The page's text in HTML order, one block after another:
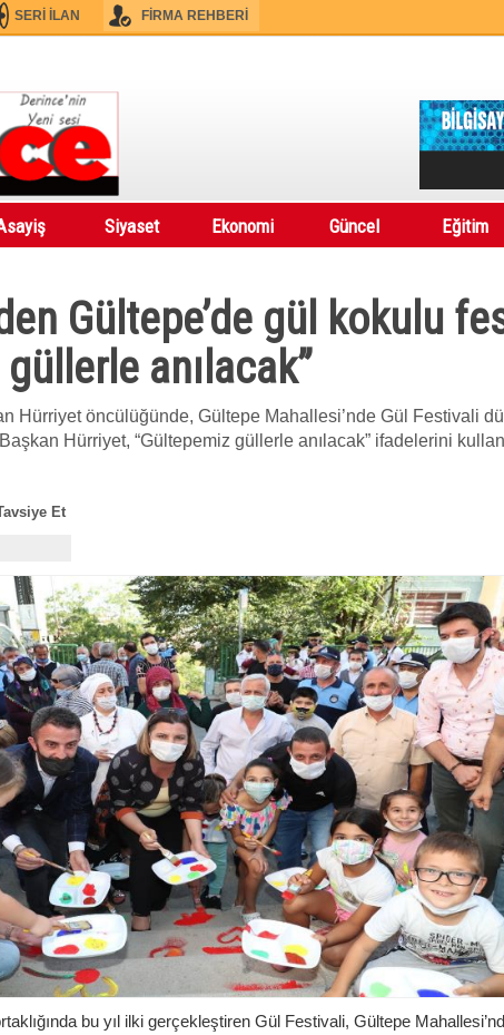
SERİ İLAN FİRMA REHBERİ
Siyaset Ekonomi Güncel Eğitim
Gültepe’de gül kokulu
anılacak”
Hürriyet öncülüğünde, Gültepe Mahallesi’nde Gül Festivali
Hürriyet, “Gültepemiz güllerle anılacak” ifadelerini
Et
bu yıl ilki gerçekleştiren Gül Festivali, Gültepe